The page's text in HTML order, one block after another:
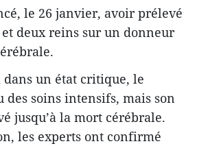
le 26 janvier, avoir prélevé
deux reins sur un donneur
dans un état critique, le
soins intensifs, mais son
jusqu’à la mort cérébrale.
les experts ont confirmé